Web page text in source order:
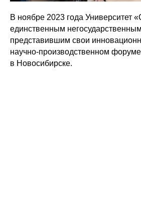
В ноябре 2023 года Университет
единственным
представившим свои
научно‑производственном
в Новосибирске.